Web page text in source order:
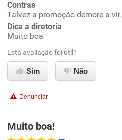
Conciliação com a vida familiar
Benefícios
Recomenda esta empresa
Recomenda a diretoria
Contras
Talvez a promoção demore a vir.
Dica a diretoria
Muito boa
Esta avaliação foi útil?
Sim Não
Denunciar
Muito boa!